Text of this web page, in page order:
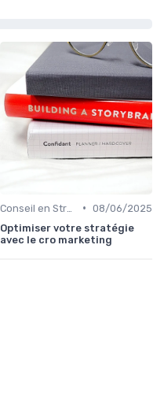
• 08/06/2025
Optimiser votre stratégie
avec le cro marketing